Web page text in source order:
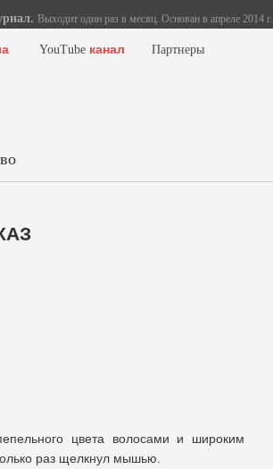
Выходит один раз в месяц. Основан в апреле 2014 г.
YouTube канал Партнеры
цвета волосами и широким
раз щелкнул мышью.